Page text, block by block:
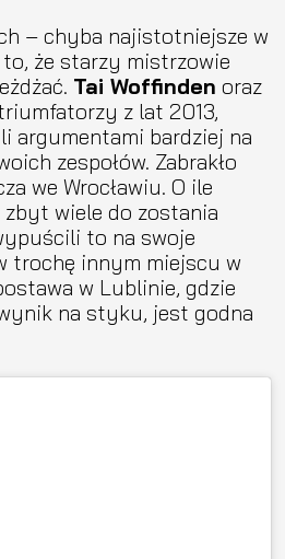
– chyba najistotniejsze w
że starzy mistrzowie
Tai Woffinden oraz
z lat 2013,
argumentami bardziej na
zespołów. Zabrakło
we Wrocławiu. O ile
zbyt wiele do zostania
to na swoje
trochę innym miejscu w
w Lublinie, gdzie
na styku, jest godna